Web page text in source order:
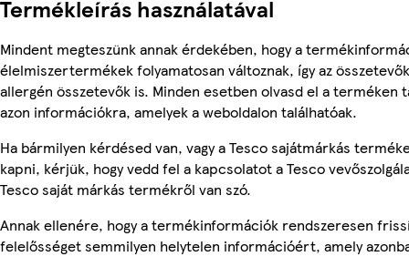
Termékleírás használatával
Mindent megteszünk annak érdekében, hogy a
élelmiszertermékek folyamatosan változnak, így az
allergén összetevők is. Minden esetben olvasd el a terméken
azon információkra, amelyek a weboldalon találhatóak.
Ha bármilyen kérdésed van, vagy a Tesco sajátmárkás
kapni, kérjük, hogy vedd fel a kapcsolatot a Tesco
Tesco saját márkás termékről van szó.
Annak ellenére, hogy a termékinformációk rendszeresen
felelősséget semmilyen helytelen információért, amely